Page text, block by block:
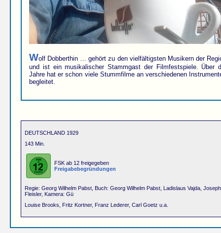
Wolf Dobberthin … gehört zu den vielfältigsten Musikern der
und ist ein musikalischer Stammgast der Filmfestspiele. Über
Jahre hat er schon viele Stummfilme an verschiedenen
begleitet.
DEUTSCHLAND 1929
143 Min.
FSK ab 12 freigegeben
Freigabebegründungen
Regie: Georg Wilhelm Pabst, Buch: Georg Wilhelm Pabst, Ladislaus Vajda, Joseph
Fleisler, Kamera: Gü
Louise Brooks, Fritz Kortner, Franz Lederer, Carl Goetz u.a.